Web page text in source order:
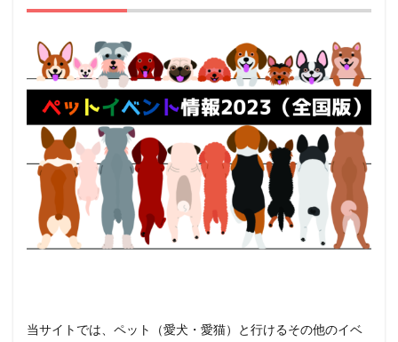
当サイトでは、ペット（愛犬・愛猫）と行けるその他のイベ